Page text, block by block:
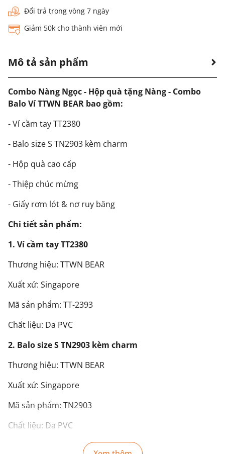
Đổi trả trong vòng 7 ngày
Giảm 50k cho thành viên mới
Mô tả sản phẩm
Combo Nàng Ngọc - Hộp quà tặng Nàng - Combo
Balo Ví TTWN BEAR bao gồm:
- Ví cầm tay TT2380
- Balo size S TN2903 kèm charm
- Hộp quà cao cấp
- Thiệp chúc mừng
- Giấy rơm lót & nơ ruy băng
Chi tiết sản phẩm:
1. Ví cầm tay TT2380
Thương hiệu: TTWN BEAR
Xuất xứ: Singapore
Mã sản phẩm: TT-2393
Chất liệu: Da PVC
2. Balo size S TN2903 kèm charm
Thương hiệu: TTWN BEAR
Xuất xứ: Singapore
Mã sản phẩm: TN2903
Chất liệu: Da PVC